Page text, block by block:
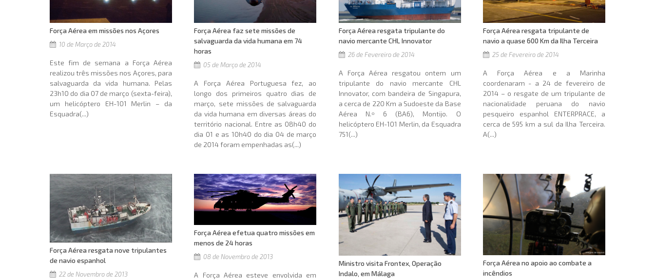
Força Aérea em missões nos Açores
10 de Março de 2014
Este fim de semana a Força Aérea
realizou três missões nos Açores, para
salvaguarda da vida humana. Pelas
23h10 do dia 07 de março (sexta-feira),
um helicóptero EH-101 Merlin – da
Esquadra(...)
Força Aérea faz sete missões de
salvaguarda da vida humana em 74
horas
05 de Março de 2014
A Força Aérea Portuguesa fez, ao
longo dos primeiros quatro dias de
março, sete missões de salvaguarda
da vida humana em diversas áreas do
território nacional. Entre as 08h40 do
dia 01 e as 10h40 do dia 04 de março
de 2014 foram empenhadas as(...)
Força Aérea resgata tripulante do
navio mercante CHL Innovator
26 de Fevereiro de 2014
A Força Aérea resgatou ontem um
tripulante do navio mercante CHL
Innovator, com bandeira de Singapura,
a cerca de 220 Km a Sudoeste da Base
Aérea N.º 6 (BA6), Montijo. O
helicóptero EH-101 Merlin, da Esquadra
751(...)
Força Aérea resgata tripulante de
navio a quase 600 Km da Ilha Terceira
25 de Fevereiro de 2014
A Força Aérea e a Marinha
coordenaram - a 24 de fevereiro de
2014 – o resgate de um tripulante de
nacionalidade peruana do navio
pesqueiro espanhol ENTERPRACE, a
cerca de 595 km a sul da Ilha Terceira.
A(...)
Força Aérea resgata nove tripulantes
de navio espanhol
22 de Novembro de 2013
Força Aérea efetua quatro missões em
menos de 24 horas
08 de Novembro de 2013
A Força Aérea esteve envolvida em
Ministro visita Frontex, Operação
Indalo, em Málaga
Força Aérea no apoio ao combate a
incêndios